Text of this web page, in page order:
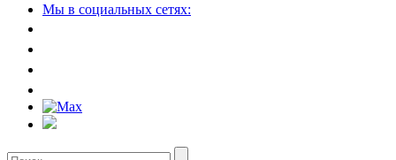
Мы в социальных сетях: